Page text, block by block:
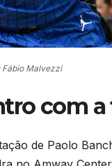
Fábio Malvezzi
com
de Paolo